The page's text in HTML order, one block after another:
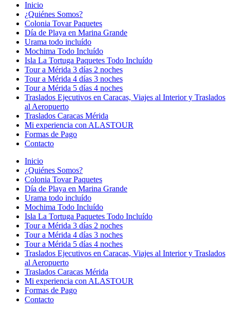
Inicio
¿Quiénes Somos?
Colonia Tovar Paquetes
Día de Playa en Marina Grande
Urama todo incluído
Mochima Todo Incluído
Isla La Tortuga Paquetes Todo Incluído
Tour a Mérida 3 días 2 noches
Tour a Mérida 4 días 3 noches
Tour a Mérida 5 días 4 noches
Traslados Ejecutivos en Caracas, Viajes al Interior y Traslados
al Aeropuerto
Traslados Caracas Mérida
Mi experiencia con ALASTOUR
Formas de Pago
Contacto
Inicio
¿Quiénes Somos?
Colonia Tovar Paquetes
Día de Playa en Marina Grande
Urama todo incluído
Mochima Todo Incluído
Isla La Tortuga Paquetes Todo Incluído
Tour a Mérida 3 días 2 noches
Tour a Mérida 4 días 3 noches
Tour a Mérida 5 días 4 noches
Traslados Ejecutivos en Caracas, Viajes al Interior y Traslados
al Aeropuerto
Traslados Caracas Mérida
Mi experiencia con ALASTOUR
Formas de Pago
Contacto